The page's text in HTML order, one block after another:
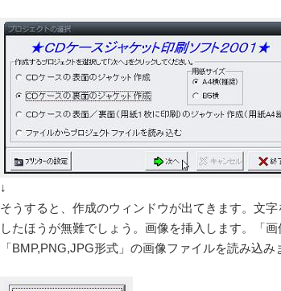
↓
そうすると、作成のウィンドウが出てきます。文
したほうが無難でしょう。画像を挿入します。「
「BMP,PNG,JPG形式」の画像ファイルを読み込み